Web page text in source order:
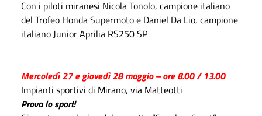
Con i piloti miranesi Nicola Tonolo, campione italiano
del Trofeo Honda Supermoto e Daniel Da Lio, campione
italiano Junior Aprilia RS250 SP
Mercoledì 27 e giovedì 28 maggio – ore 8.00 / 13.00
Impianti sportivi di Mirano, via Matteotti
Prova lo sport!